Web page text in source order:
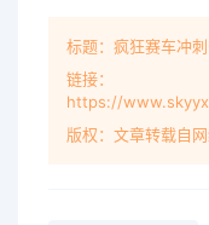
标题：疯狂赛车冲
链接：
https://
版权：文章转载自